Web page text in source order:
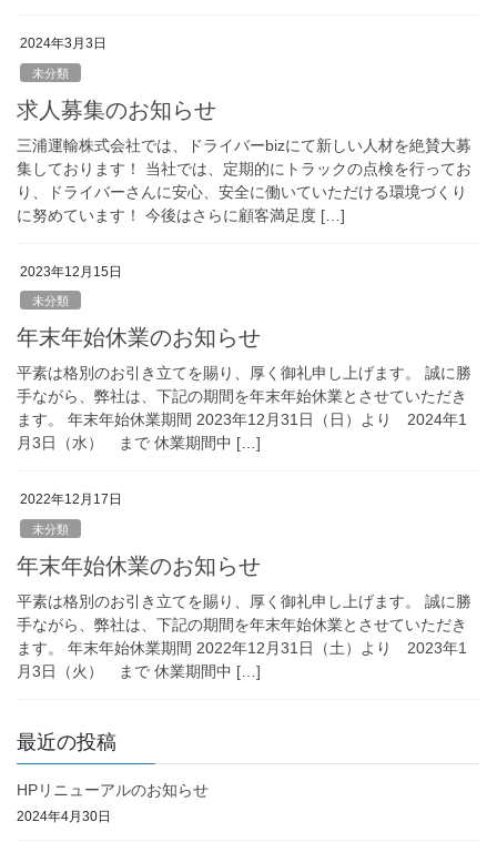
2024年3月3日
未分類
求人募集のお知らせ
三浦運輸株式会社では、ドライバーbizにて新しい人材を絶賛大募
集しております！ 当社では、定期的にトラックの点検を行ってお
り、ドライバーさんに安心、安全に働いていただける環境づくり
に努めています！ 今後はさらに顧客満足度 […]
2023年12月15日
未分類
年末年始休業のお知らせ
平素は格別のお引き立てを賜り、厚く御礼申し上げます。 誠に勝
手ながら、弊社は、下記の期間を年末年始休業とさせていただき
ます。 年末年始休業期間 2023年12月31日（日）より 2024年1
月3日（水） まで 休業期間中 […]
2022年12月17日
未分類
年末年始休業のお知らせ
平素は格別のお引き立てを賜り、厚く御礼申し上げます。 誠に勝
手ながら、弊社は、下記の期間を年末年始休業とさせていただき
ます。 年末年始休業期間 2022年12月31日（土）より 2023年1
月3日（火） まで 休業期間中 […]
最近の投稿
HPリニューアルのお知らせ
2024年4月30日